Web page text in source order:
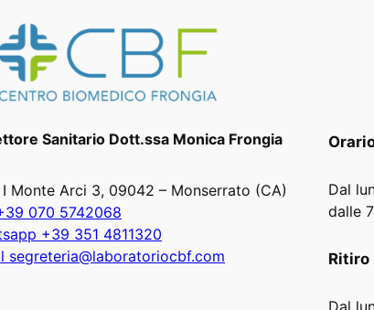
Sanitario Dott.ssa Monica Frongia
Monte Arci 3, 09042 – Monserrato (CA)
070 5742068
+39 351 4811320
segreteria@laboratoriocbf.com
Dal
dalle
Ritiro